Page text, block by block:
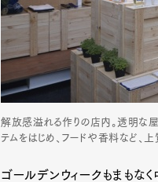
解放感溢れる作りの店内。透明な屋
テムをはじめ、フードや香料など、
ゴールデンウィークもまもな